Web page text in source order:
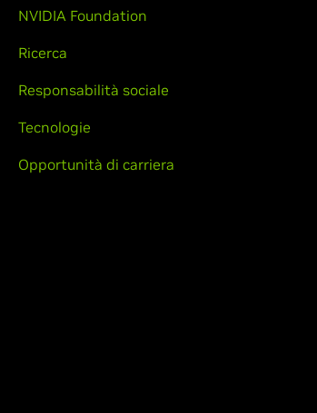
NVIDIA Foundation
Ricerca
Responsabilità sociale
Tecnologie
Opportunità di carriera